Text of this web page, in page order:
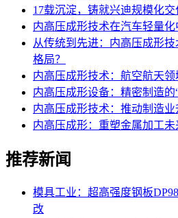
17载沉淀，铸就兴迪规模化交
内高压成形技术在汽车轻量
从传统到先进：内高压成形
格局？
内高压成形技术：航空航天领
内高压成形设备：精密制造的
内高压成形技术：推动制造业
内高压成形：重塑金属加工
推荐新闻
模具工业：超高强度钢板
改